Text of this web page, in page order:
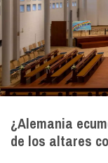
¿Alemania
de los altares